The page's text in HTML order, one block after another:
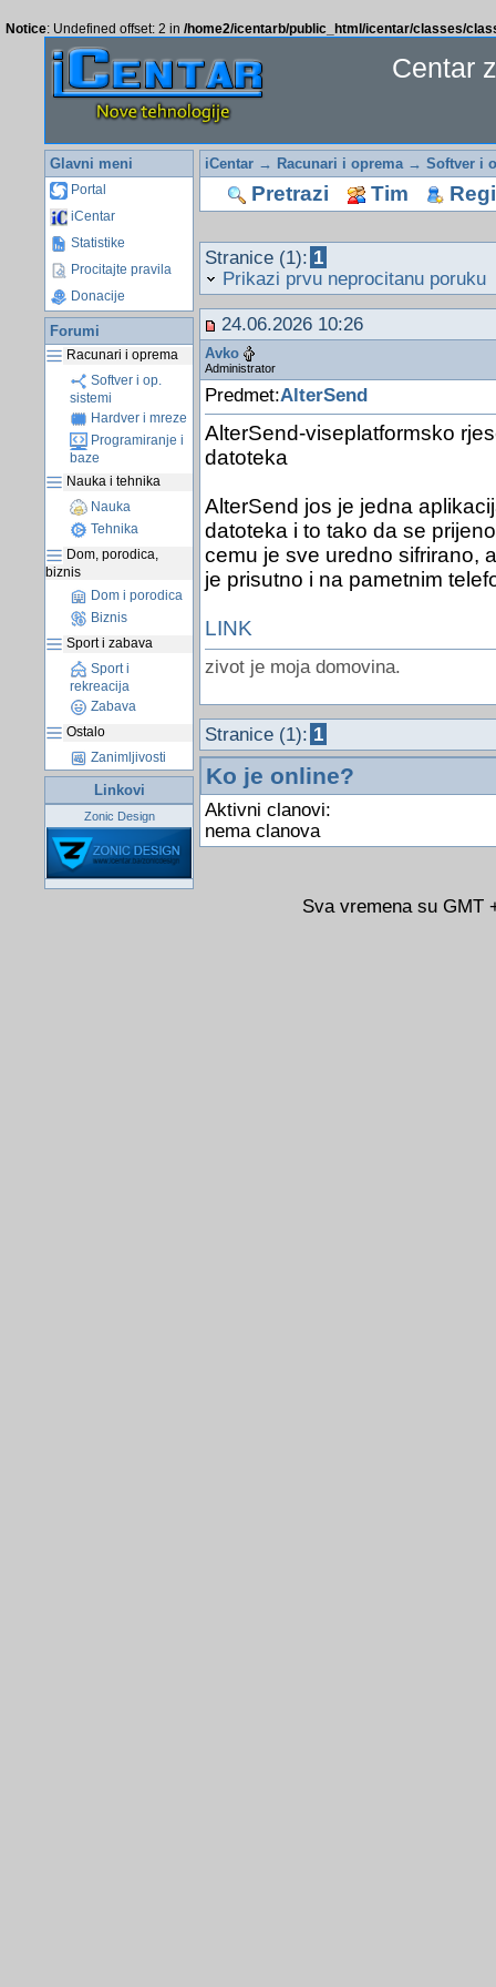
Notice: Undefined offset: 2 in /home2/icentarb/public_html/icentar/classes/
Centar
Glavni meni
Portal
iCentar
Statistike
Procitajte pravila
Donacije
Forumi
Racunari i oprema
Softver i op.
sistemi
Hardver i mreze
Programiranje i
baze
Nauka i tehnika
Nauka
Tehnika
Dom, porodica,
biznis
Dom i porodica
Biznis
Sport i zabava
Sport i
rekreacija
Zabava
Ostalo
Zanimljivosti
Linkovi
Zonic Design
iCentar→ Racunari i oprema→ Softver i
Pretrazi Tim
Stranice (1): 1
Prikazi prvu neprocitanu poruku
24.06.2026 10:26
Avko
Administrator
Predmet:AlterSend
AlterSend-viseplatformsko
datoteka
AlterSend jos je jedna
datoteka i to tako da se
cemu je sve uredno sifrirano,
je prisutno i na pametnim
LINK
zivot je moja domovina.
Stranice (1): 1
Ko je online?
Aktivni clanovi:
nema clanova
Sva vremena su GMT